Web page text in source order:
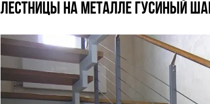
Лестницы на металле гусиный
Оставьте
своей мечты!